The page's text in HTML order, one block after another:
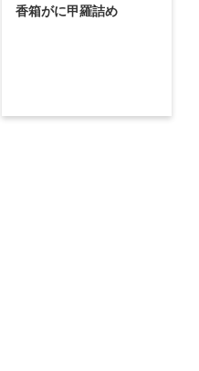
香箱がに甲羅詰め